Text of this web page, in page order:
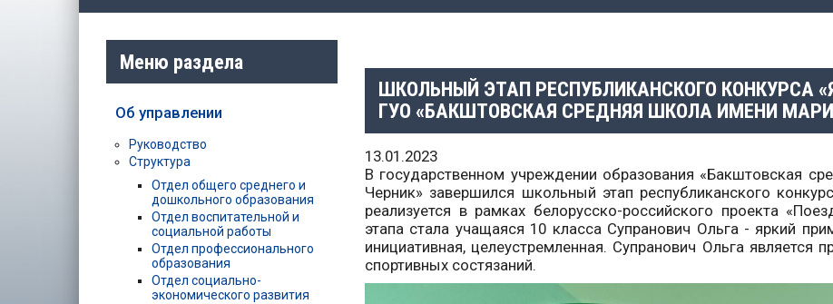
ШКОЛЬНЫЙ ЭТАП РЕСПУБЛИКАНСКОГО КОНКУРСА
ГУО «БАКШТОВСКАЯ СРЕДНЯЯ ШКОЛА ИМЕНИ
13.01.2023
В государственном учреждении образования «Бакштовская
Черник» завершился школьный этап республиканского
реализуется в рамках белорусско-российского проекта
этапа стала учащаяся 10 класса Супранович Ольга - яркий
инициативная, целеустремленная. Супранович Ольга является
спортивных состязаний.
Меню раздела
Об управлении
Руководство
Структура
Отдел общего среднего и
дошкольного образования
Отдел воспитательной и
социальной работы
Отдел профессионального
образования
Отдел социально-
экономического развития